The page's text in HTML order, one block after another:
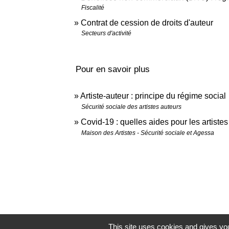
Fiscalité
Contrat de cession de droits d'auteur
Secteurs d'activité
Pour en savoir plus
Artiste-auteur : principe du régime social
Sécurité sociale des artistes auteurs
Covid-19 : quelles aides pour les
Maison des Artistes - Sécurité sociale et Agessa
This site uses cookies and gives